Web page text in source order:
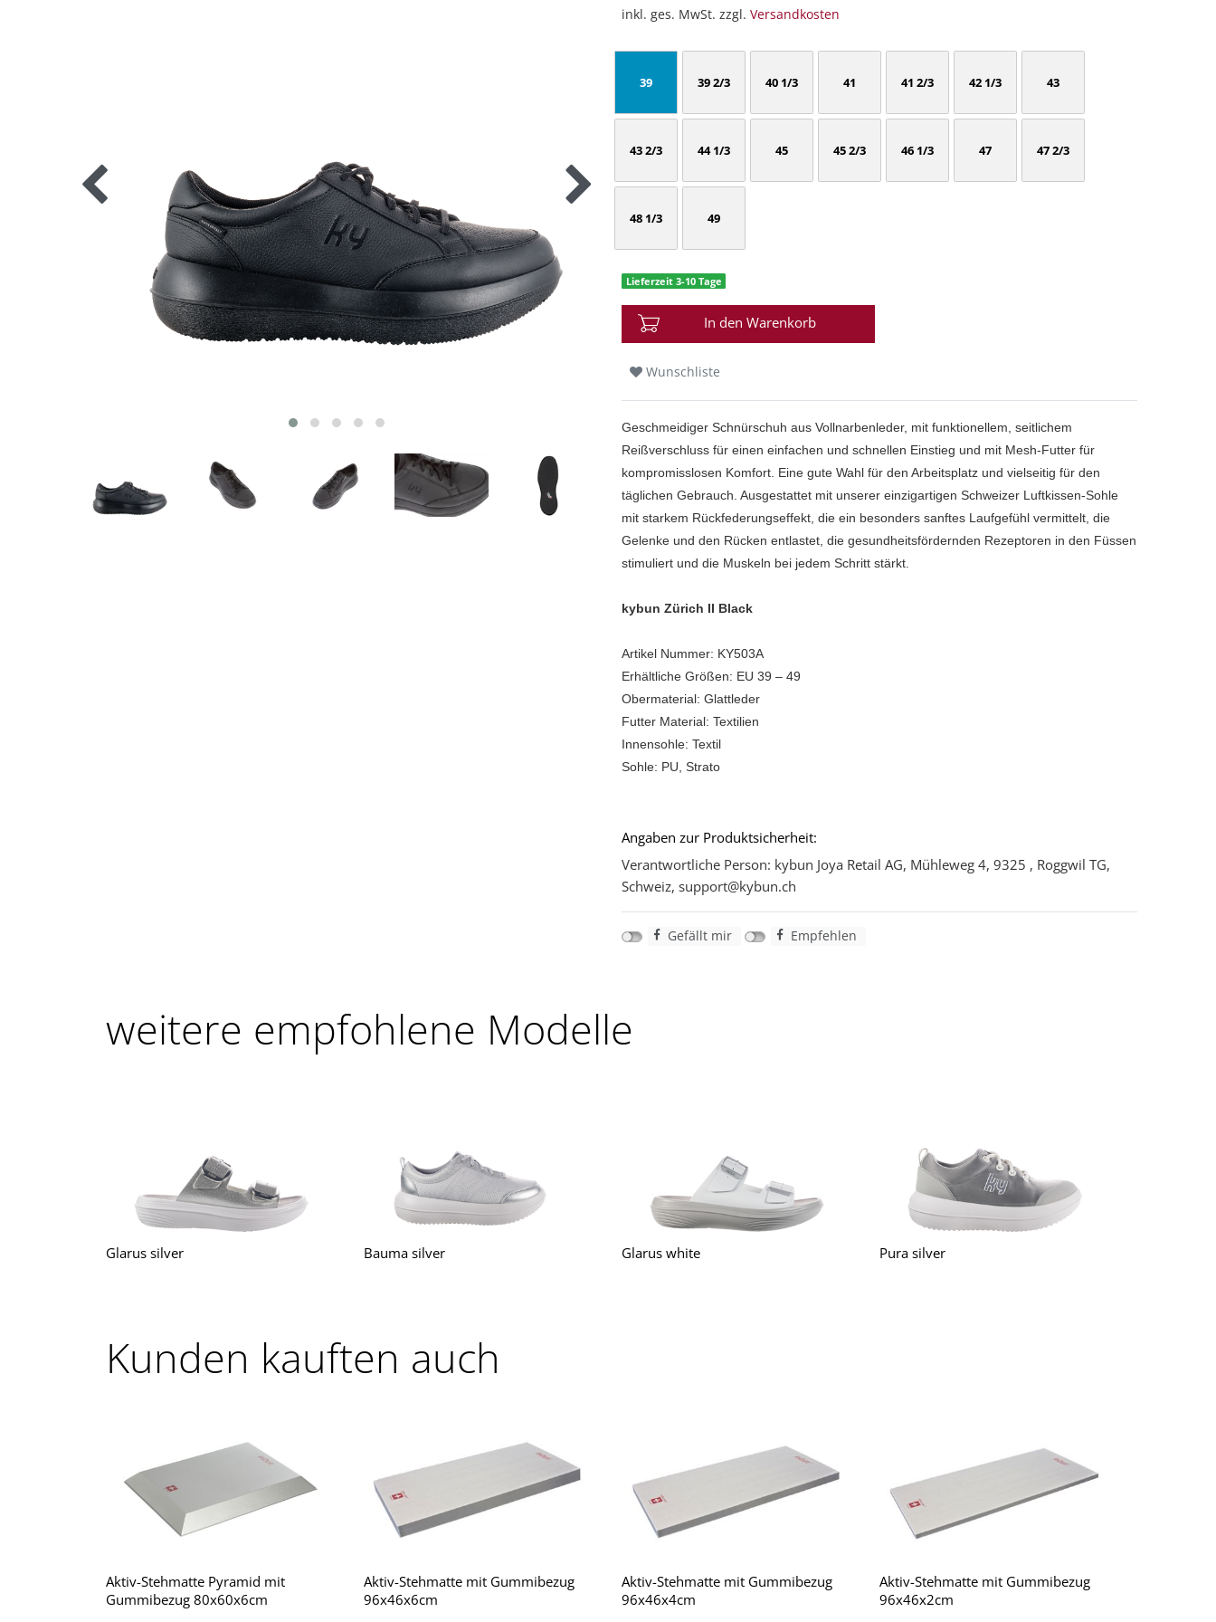
inkl. ges. MwSt. zzgl. Versandkosten
39 39 2/3 40 1/3 41 41 2/3 42 1/3 43
43 2/3 44 1/3 45 45 2/3 46 1/3 47 47 2/3
48 1/3 49
Lieferzeit 3-10 Tage
In den Warenkorb
Wunschliste
Geschmeidiger Schnürschuh aus Vollnarbenleder, mit funktionellem, seitlichem
Reißverschluss für einen einfachen und schnellen Einstieg und mit Mesh-Futter für
kompromisslosen Komfort. Eine gute Wahl für den Arbeitsplatz und vielseitig für den
täglichen Gebrauch. Ausgestattet mit unserer einzigartigen Schweizer Luftkissen-Sohle
mit starkem Rückfederungseffekt, die ein besonders sanftes Laufgefühl vermittelt, die
Gelenke und den Rücken entlastet, die gesundheitsfördernden Rezeptoren in den Füssen
stimuliert und die Muskeln bei jedem Schritt stärkt.
kybun Zürich II Black
Artikel Nummer: KY503A
Erhältliche Größen: EU 39 – 49
Obermaterial: Glattleder
Futter Material: Textilien
Innensohle: Textil
Sohle: PU, Strato
Angaben zur Produktsicherheit:
Verantwortliche Person: kybun Joya Retail AG, Mühleweg 4, 9325 , Roggwil TG,
Schweiz, support@kybun.ch
Gefällt mir Empfehlen
weitere empfohlene Modelle
Glarus silver Bauma silver Glarus white Pura silver
Kunden kauften auch
Aktiv-Stehmatte Pyramid mit
Gummibezug 80x60x6cm
Aktiv-Stehmatte mit Gummibezug
96x46x6cm
Aktiv-Stehmatte mit Gummibezug
96x46x4cm
Aktiv-Stehmatte mit Gummibezug
96x46x2cm